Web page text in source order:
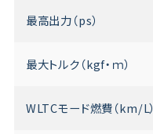
最高出力（ps）
最大トルク（kgf・ｍ）
WLTCモード燃費（km/L）